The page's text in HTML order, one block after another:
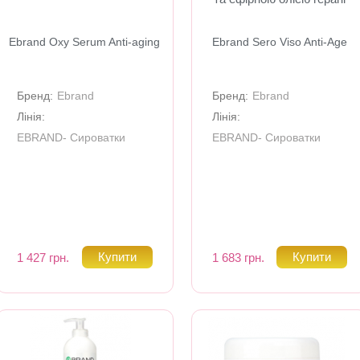
Ebrand Oxy Serum Anti-aging
Бренд: Ebrand
Лінія:
EBRAND- Сироватки
1 427 грн.
Ebrand Sero Viso Anti-Age
Бренд: Ebrand
Лінія:
EBRAND- Сироватки
1 683 грн.